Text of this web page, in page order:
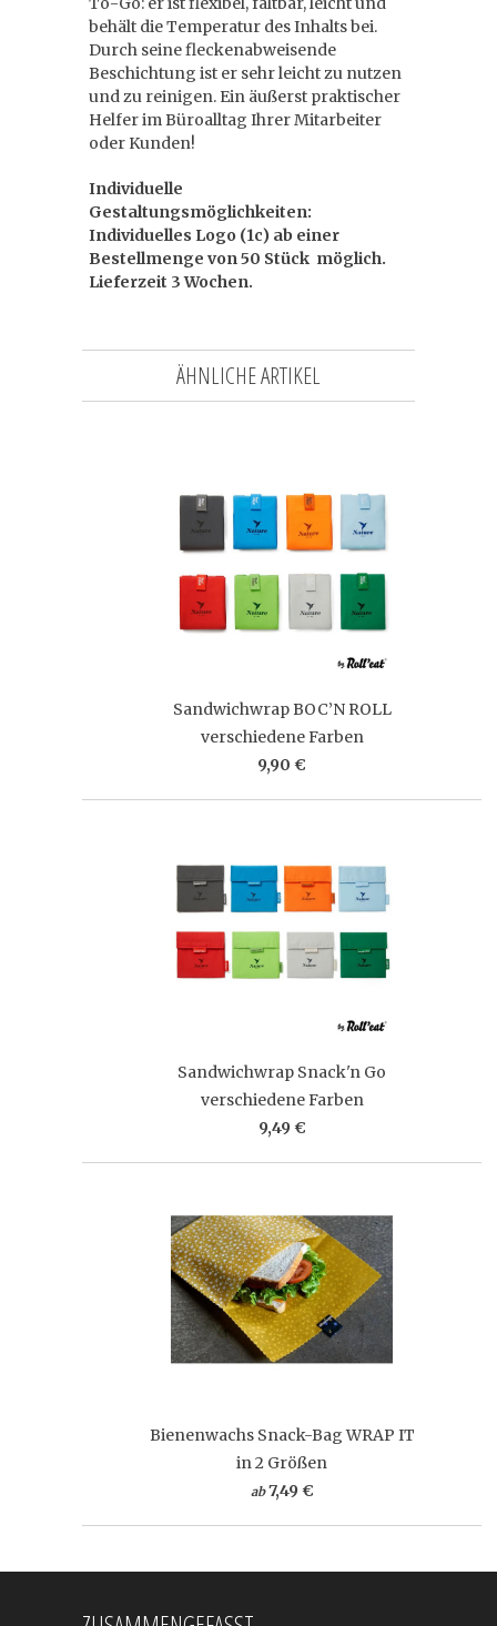
behält die Temperatur des Inhalts bei.
Durch seine fleckenabweisende
Beschichtung ist er sehr leicht zu nutzen
und zu reinigen. Ein äußerst praktischer
Helfer im Büroalltag Ihrer Mitarbeiter
oder Kunden!
Individuelle
Gestaltungsmöglichkeiten:
Individuelles Logo (1c) ab einer
Bestellmenge von 50 Stück möglich.
Lieferzeit 3 Wochen.
ÄHNLICHE ARTIKEL
Sandwichwrap BOC’N ROLL
verschiedene Farben
9,90 €
Sandwichwrap Snack'n Go
verschiedene Farben
9,49 €
Bienenwachs Snack-Bag WRAP IT
in 2 Größen
ab 7,49 €